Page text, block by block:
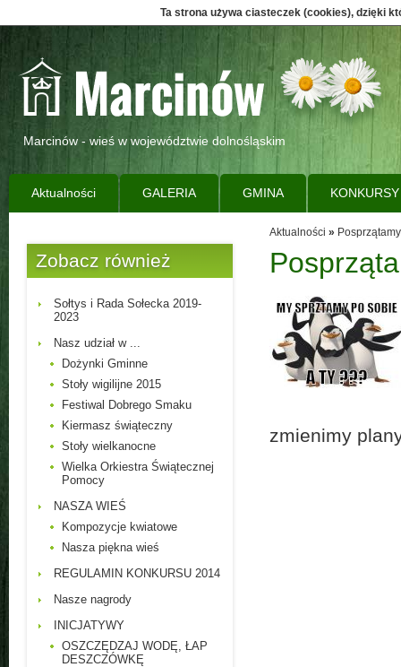
Ta strona używa ciasteczek (cookies), dzięki
Marcinów - wieś w województwie dolnośląskim
Aktualności GALERIA GMINA KONKURSY
Zobacz również
Sołtys i Rada Sołecka 2019-
2023
Nasz udział w ...
Dożynki Gminne
Stoły wigilijne 2015
Festiwal Dobrego Smaku
Kiermasz świąteczny
Stoły wielkanocne
Wielka Orkiestra Świątecznej
Pomocy
NASZA WIEŚ
Kompozycje kwiatowe
Nasza piękna wieś
REGULAMIN KONKURSU 2014
Nasze nagrody
INICJATYWY
OSZCZĘDZAJ WODĘ, ŁAP
DESZCZÓWKĘ
Aktualności »
zmienimy